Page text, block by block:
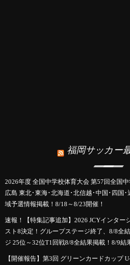
福岡サッカー
2026年度 全国中学校体育大会 第57回全国
広島 東北･東海･北海道･北信越･中国･四国
域予選情報掲載！8/18～8/23開催！
速報！【特集記事追加】2026 JCYインター
スト8決定！グループステージ終了、8/8全
ジ 25位～32位T1回戦8/8全結果掲載！8/9結
【開催報告】第3回 グリーンカードカップ